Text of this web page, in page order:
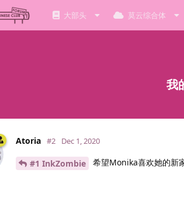
大部头 莫云综合体
我
Atoria #2 Dec 1, 2020
#1 InkZombie 希望Monika喜欢她的新家